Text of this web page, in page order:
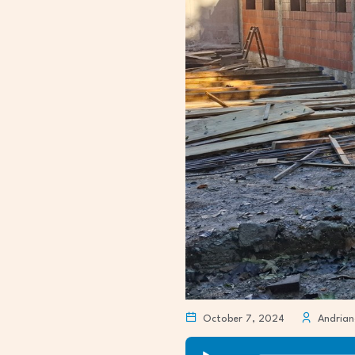
October 7, 2024
Audio